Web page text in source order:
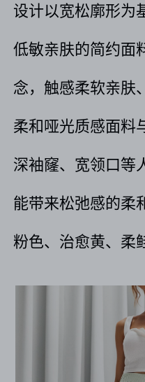
设计以宽松廓形为
低敏亲肤的简约面
念，触感柔软亲肤
柔和哑光质感面料
深袖窿、宽领口等
能带来松弛感的柔
粉色、治愈黄、柔